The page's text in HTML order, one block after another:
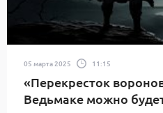
05 марта 2025 11:15
«Перекресток
Ведьмаке можно